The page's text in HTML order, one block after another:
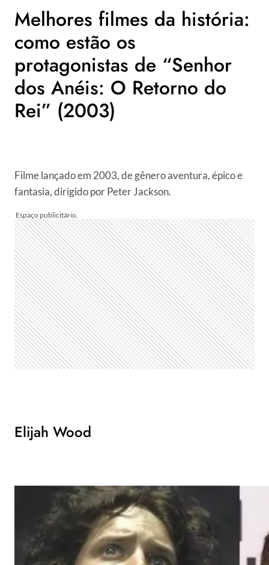
Melhores filmes da história:
como estão os
protagonistas de “Senhor
dos Anéis: O Retorno do
Rei” (2003)
Filme lançado em 2003, de gênero aventura, épico e
fantasia, dirigido por Peter Jackson.
Elijah Wood